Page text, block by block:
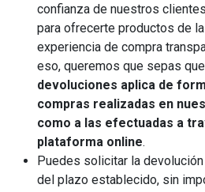
confianza de nuestros
para ofrecerte productos de
experiencia de compra
eso, queremos que sepas
devoluciones aplica de
compras realizadas en
como a las efectuadas a
plataforma online.
Puedes solicitar la
del plazo establecido, sin